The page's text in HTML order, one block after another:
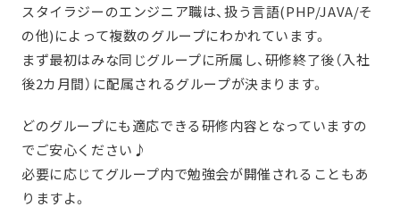
スタイラジーのエンジニア職は、扱う言語(PHP/JAVA/そ
の他)によって複数のグループにわかれています。
まず最初はみな同じグループに所属し、研修終了後（入社
後2カ月間）に配属されるグループが決まります。
どのグループにも適応できる研修内容となっていますの
でご安心ください♪
必要に応じてグループ内で勉強会が開催されることもあ
りますよ。